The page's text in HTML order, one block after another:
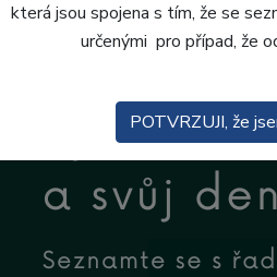
která jsou spojena s tím, že se
určenými pro případ, že
POTVRZUJI, že